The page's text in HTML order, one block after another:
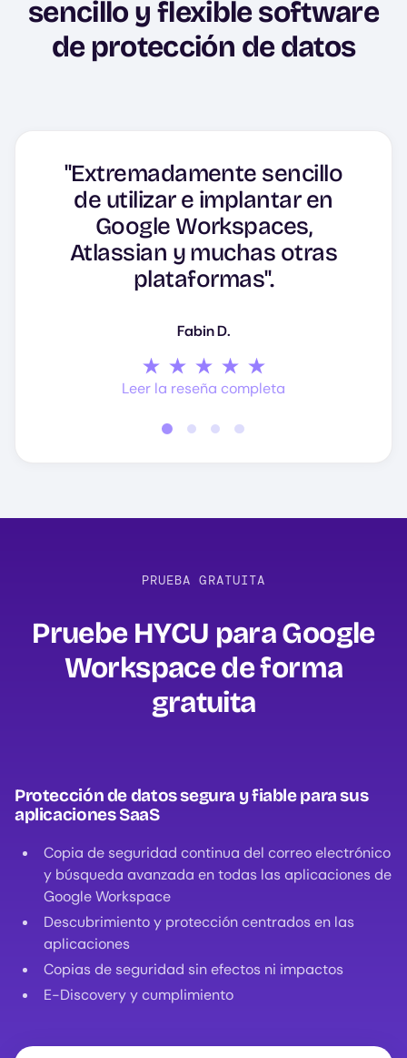
sencillo y flexible software
de protección de datos
"Extremadamente sencillo
de utilizar e implantar en
Google Workspaces,
Atlassian y muchas otras
plataformas".
Fabin D.
Leer la reseña completa
"HYCU = Protección y
recuperación de datos
fiables".
"HYCU, sencillo y eficaz".
Timothee S.
Leer la reseña completa
"Genial y fácil "plug and
play"".
Kobi B.
PRUEBA GRATUITA
Pruebe HYCU para Google
Workspace de forma
gratuita
Protección de datos segura y fiable para sus
aplicaciones SaaS
Copia de seguridad continua del correo electrónico
y búsqueda avanzada en todas las aplicaciones de
Google Workspace
Descubrimiento y protección centrados en las
aplicaciones
Copias de seguridad sin efectos ni impactos
E-Discovery y cumplimiento